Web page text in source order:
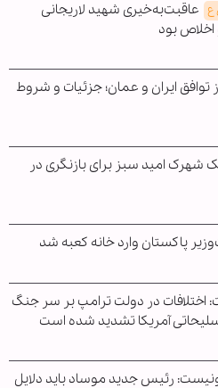
ع عاقبت‌به‌خیری شهید لاریجانی
بود
توافق ایران و عمان؛ جزئیات و شروط
شهرک امید سبز برای بازنگری در
پاکستان وارد خانه کعبه شد
در دولت ترامپ بر سر جنگ
آمریکا تشدید شده است
رئیس جدید موساد باید دلایل